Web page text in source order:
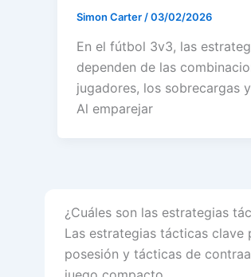
Simon Carter /03/02/2026
En el fútbol 3v3, las
dependen de las
jugadores, los sobrecargas
Al emparejar
¿Cuáles son las estrategias
Las estrategias tácticas
posesión y tácticas de